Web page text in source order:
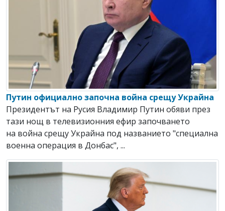
Путин официално започна война срещу Украйна
Президентът на Русия Владимир Путин обяви през
тази нощ в телевизионния ефир започването
на война срещу Украйна под названието "специална
военна операция в Донбас", ...